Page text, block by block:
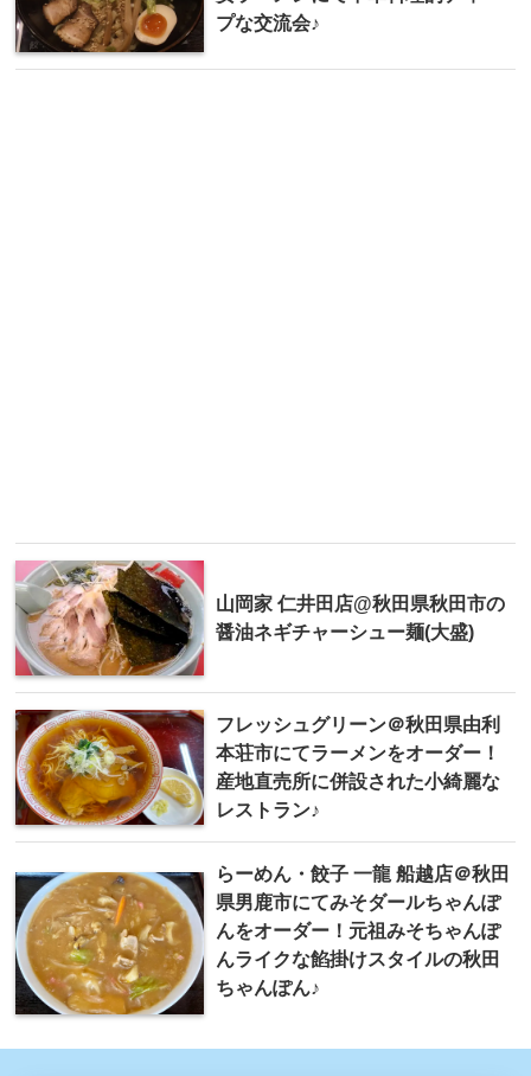
プな交流会♪
山岡家 仁井田店@秋田県秋田市の
醤油ネギチャーシュー麺(大盛)
フレッシュグリーン＠秋田県由利
本荘市にてラーメンをオーダー！
産地直売所に併設された小綺麗な
レストラン♪
らーめん・餃子 一龍 船越店＠秋田
県男鹿市にてみそダールちゃんぽ
んをオーダー！元祖みそちゃんぽ
んライクな餡掛けスタイルの秋田
ちゃんぽん♪